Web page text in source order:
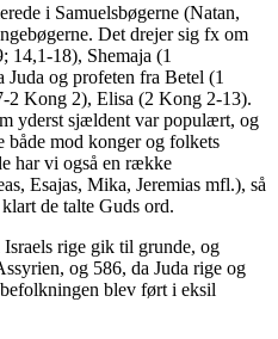
i Samuelsbøgerne (Natan,
Det drejer sig fx om
18), Shemaja (1
og profeten fra Betel (1
2 Kong 2), Elisa (2 Kong 2-13).
yderst sjældent var populært, og
både mod konger og folkets
har vi også en række
Esajas, Mika, Jeremias mfl.), så
de talte Guds ord.
rige gik til grunde, og
og 586, da Juda rige og
blev ført i eksil